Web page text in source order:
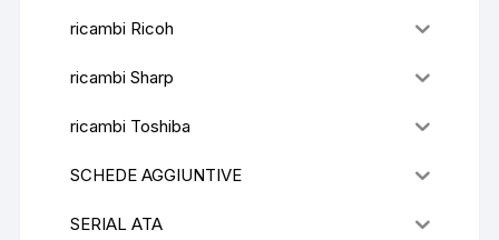
ricambi Ricoh
ricambi Sharp
ricambi Toshiba
SCHEDE AGGIUNTIVE
SERIAL ATA